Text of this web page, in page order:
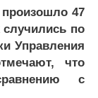
47
по
Управления
что
с